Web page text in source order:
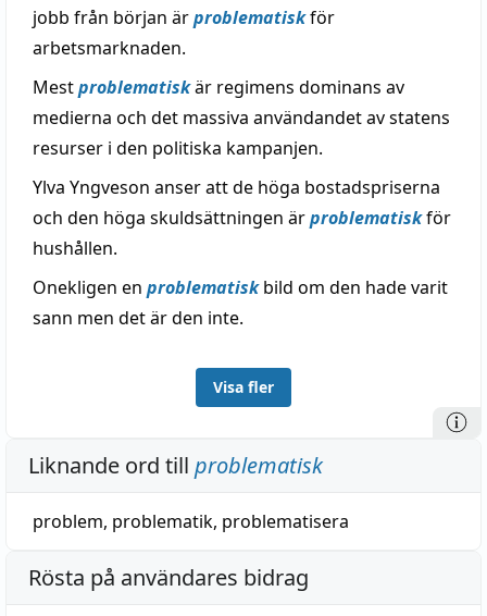
jobb från början ärproblematiskför
arbetsmarknaden.
Mestproblematiskär regimens dominans av
medierna och det massiva användandet av statens
resurser i den politiska kampanjen.
Ylva Yngveson anser att de höga bostadspriserna
och den höga skuldsättningen ärproblematiskför
hushållen.
Onekligen en problematiskbild om den hade varit
sann men det är den inte.
Visa fler
Liknande ord till problematisk
problem, problematik, problematisera
Rösta på användares bidrag